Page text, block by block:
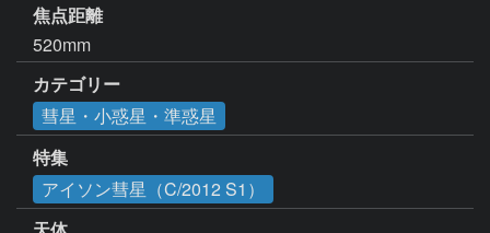
焦点距離
520mm
カテゴリー
彗星・小惑星・準惑星
特集
アイソン彗星（C/2012 S1）